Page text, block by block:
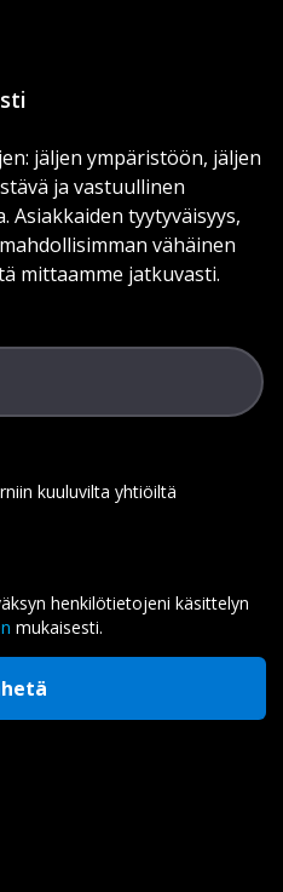
jäljen ympäristöön, jäljen
ja vastuullinen
tyytyväisyys,
vähäinen
mittaamme jatkuvasti.
kuuluvilta yhtiöiltä
henkilötietojeni käsittelyn
mukaisesti.